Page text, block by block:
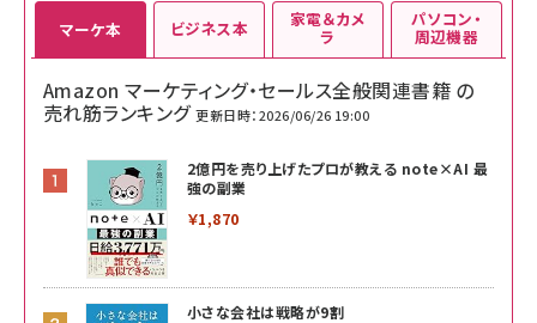
マーケ本
Amazon マーケティング・セールス全般関連書籍 の
売れ筋ランキング 更新日時：2026/06/26 19:00
2億円を売り上げたプロが教える note×AI 最
強の副業
￥1,870
小さな会社は戦略が9割
ビジネス本 家電＆カメ
ラ
パソコン・
周辺機器